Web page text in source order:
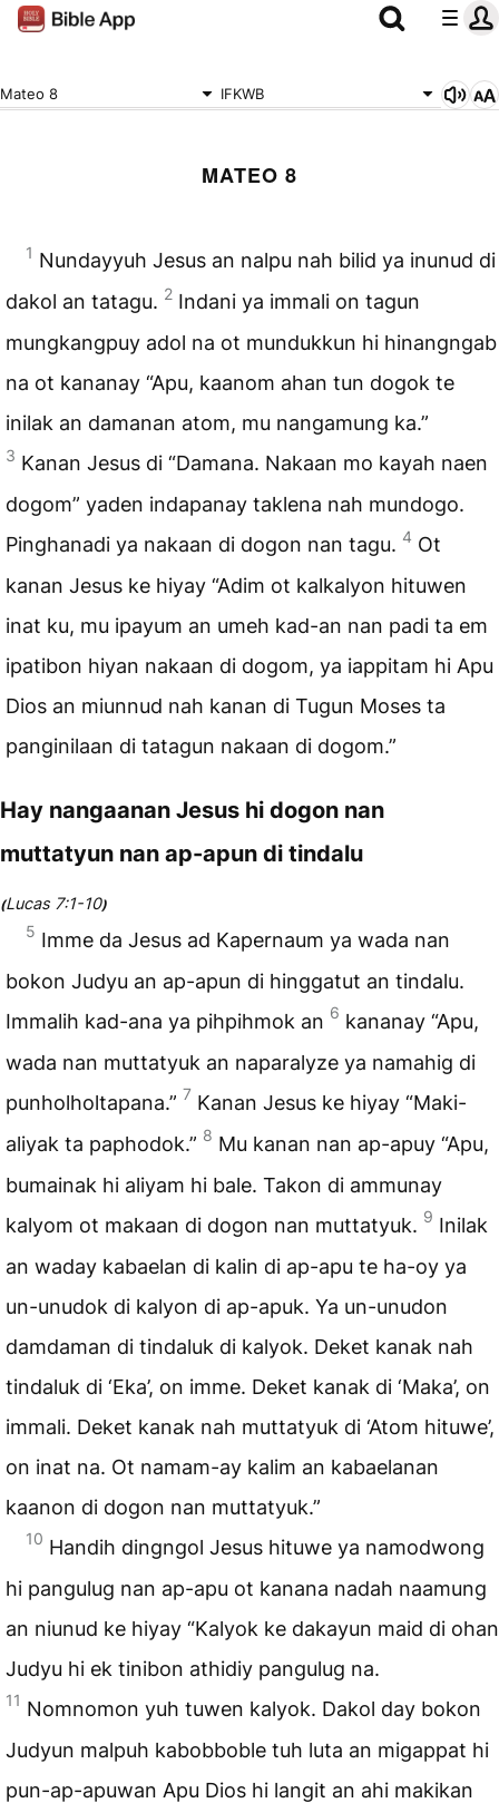
Mateo 8 IFKWB
MATEO 8
1 Nundayyuh Jesus an nalpu nah bilid ya inunud di
dakol an tatagu. 2 Indani ya immali on tagun
mungkangpuy adol na ot mundukkun hi hinangngab
na ot kananay “Apu, kaanom ahan tun dogok te
inilak an damanan atom, mu nangamung ka.”
3 Kanan Jesus di “Damana. Nakaan mo kayah naen
dogom” yaden indapanay taklena nah mundogo.
Pinghanadi ya nakaan di dogon nan tagu. 4 Ot
kanan Jesus ke hiyay “Adim ot kalkalyon hituwen
inat ku, mu ipayum an umeh kad-an nan padi ta em
ipatibon hiyan nakaan di dogom, ya iappitam hi Apu
Dios an miunnud nah kanan di Tugun Moses ta
panginilaan di tatagun nakaan di dogom.”
Hay nangaanan Jesus hi dogon nan
muttatyun nan ap-apun di tindalu
(Lucas 7:1-10)
5 Imme da Jesus ad Kapernaum ya wada nan
bokon Judyu an ap-apun di hinggatut an tindalu.
Immalih kad-ana ya pihpihmok an 6 kananay “Apu,
wada nan muttatyuk an naparalyze ya namahig di
punholholtapana.” 7 Kanan Jesus ke hiyay “Maki-
aliyak ta paphodok.” 8 Mu kanan nan ap-apuy “Apu,
bumainak hi aliyam hi bale. Takon di ammunay
kalyom ot makaan di dogon nan muttatyuk. 9 Inilak
an waday kabaelan di kalin di ap-apu te ha-oy ya
un-unudok di kalyon di ap-apuk. Ya un-unudon
damdaman di tindaluk di kalyok. Deket kanak nah
tindaluk di ‘Eka’, on imme. Deket kanak di ‘Maka’, on
immali. Deket kanak nah muttatyuk di ‘Atom hituwe’,
on inat na. Ot namam-ay kalim an kabaelanan
kaanon di dogon nan muttatyuk.”
10 Handih dingngol Jesus hituwe ya namodwong
hi pangulug nan ap-apu ot kanana nadah naamung
an niunud ke hiyay “Kalyok ke dakayun maid di ohan
Judyu hi ek tinibon athidiy pangulug na.
11 Nomnomon yuh tuwen kalyok. Dakol day bokon
Judyun malpuh kabobboble tuh luta an migappat hi
pun-ap-apuwan Apu Dios hi langit an ahi makikan